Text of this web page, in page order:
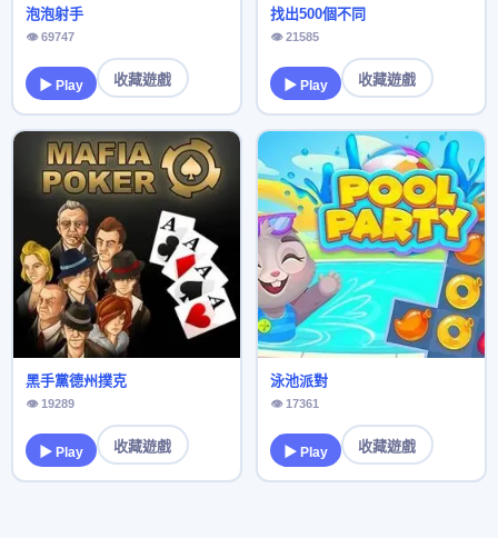
泡泡射手
👁 69747
▶ Play 收藏遊戲
找出500個不同
👁 21585
▶ Play 收藏遊戲
黑手黨德州撲克
👁 19289
▶ Play 收藏遊戲
泳池派對
👁 17361
▶ Play 收藏遊戲